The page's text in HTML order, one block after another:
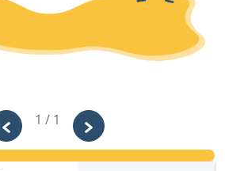
1 / 1